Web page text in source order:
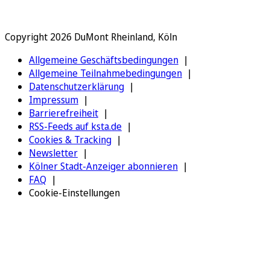
Copyright 2026 DuMont Rheinland, Köln
Allgemeine Geschäftsbedingungen
Allgemeine Teilnahmebedingungen
Datenschutzerklärung
Impressum
Barrierefreiheit
RSS-Feeds auf ksta.de
Cookies & Tracking
Newsletter
Kölner Stadt-Anzeiger abonnieren
FAQ
Cookie-Einstellungen